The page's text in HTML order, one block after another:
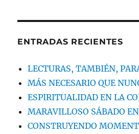
ENTRADAS RECIENTES
LECTURAS, TAMBIÉN,
MÁS NECESARIO QUE
ESPIRITUALIDAD EN LA
MARAVILLOSO SÁBADO
CONSTRUYENDO